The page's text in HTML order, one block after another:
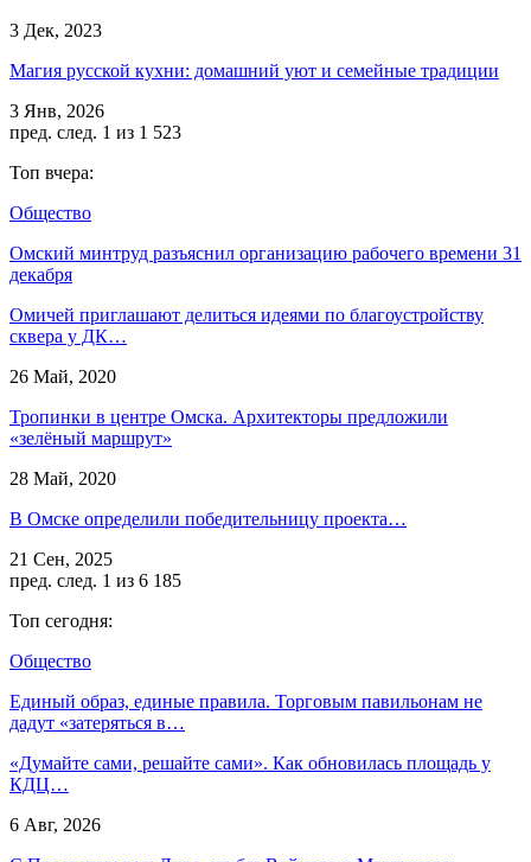
3 Дек, 2023
Магия русской кухни: домашний уют и семейные традиции
3 Янв, 2026
пред. след. 1 из 1 523
Топ вчера:
Общество
Омский минтруд разъяснил организацию рабочего времени 31
декабря
Омичей приглашают делиться идеями по благоустройству
сквера у ДК…
26 Май, 2020
Тропинки в центре Омска. Архитекторы предложили
«зелёный маршрут»
28 Май, 2020
В Омске определили победительницу проекта…
21 Сен, 2025
пред. след. 1 из 6 185
Топ сегодня:
Общество
Единый образ, единые правила. Торговым павильонам не
дадут «затеряться в…
«Думайте сами, решайте сами». Как обновилась площадь у
КДЦ…
6 Авг, 2026